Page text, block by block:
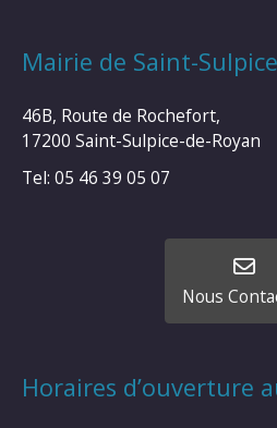
Mairie de Saint-
46B, Route de Rochefort,
17200 Saint-Sulpice-de-Royan
Tel: 05 46 39 05 07
Nous
Horaires d’ouverture